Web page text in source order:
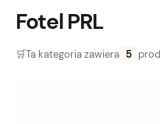
Fotel PRL
🛒Ta kategoria zawiera 5